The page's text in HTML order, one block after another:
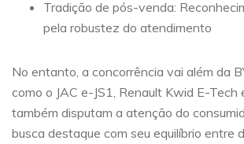
Tradição de pós-venda:
pela robustez do atendimento
No entanto, a concorrência vai além da
como o JAC e-JS1, Renault Kwid E-Tech
também disputam a atenção do
busca destaque com seu equilíbrio entre